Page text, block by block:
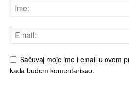
Sačuvaj moje ime i email u ovom
kada budem komentarisao.